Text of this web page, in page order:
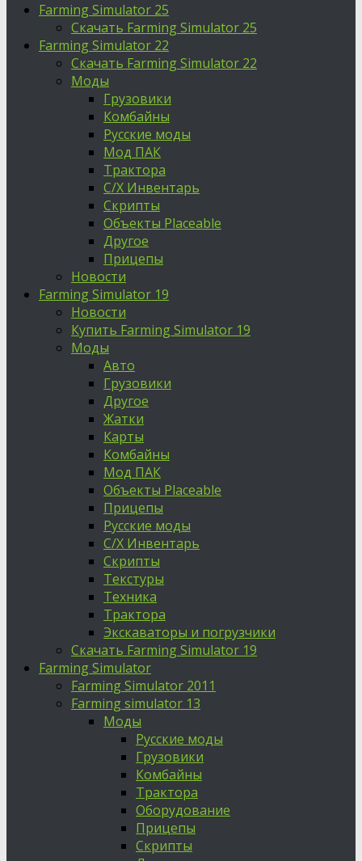
Farming Simulator 25
Скачать Farming Simulator 25
Farming Simulator 22
Скачать Farming Simulator 22
Моды
Грузовики
Комбайны
Русские моды
Мод ПАК
Трактора
С/Х Инвентарь
Скрипты
Объекты Placeable
Другое
Прицепы
Новости
Farming Simulator 19
Новости
Купить Farming Simulator 19
Моды
Авто
Грузовики
Другое
Жатки
Карты
Комбайны
Мод ПАК
Объекты Placeable
Прицепы
Русские моды
С/Х Инвентарь
Скрипты
Текстуры
Техника
Трактора
Экскаваторы и погрузчики
Скачать Farming Simulator 19
Farming Simulator
Farming Simulator 2011
Farming simulator 13
Моды
Русские моды
Грузовики
Комбайны
Трактора
Оборудование
Прицепы
Скрипты